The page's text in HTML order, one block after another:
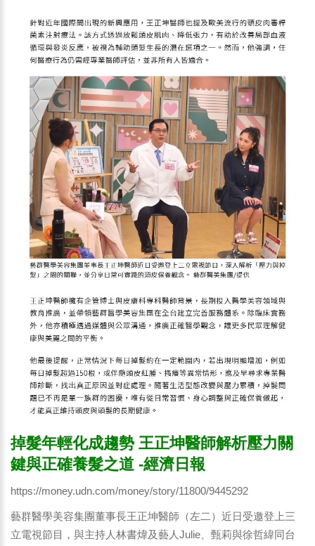
掉髮年輕化成趨勢 王正坤醫師解析壓力關
鍵與正確養髮之道 -經濟日報
https://money.udn.com/money/story/11800/9445292
藝群醫學美容集團董事長王正坤醫師（左二）近日受邀登上三
立電視節目，與主持人林書煒及藝人Julie、甄莉與徐哲緯同台